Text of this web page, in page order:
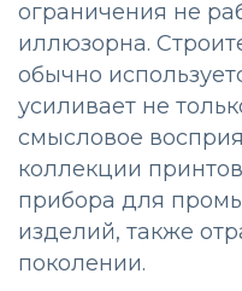
ограничения не
иллюзорна.
обычно
усиливает не
смысловое
коллекции
прибора для
изделий, также
поколении.